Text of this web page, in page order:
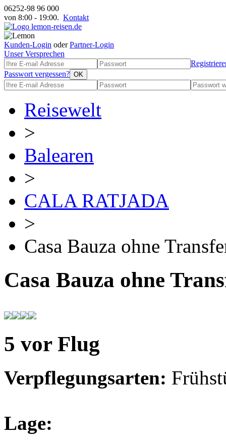
06252-98 96 000
von 8:00 - 19:00. Kontakt
Kunden-Login oderPartner-Login
Unser Versprechen
Passwort vergessen?
Reisewelt
>
Balearen
>
CALA RATJADA
>
Casa Bauza ohne
Casa Bauza ohne
5 vor Flug
Verpflegungsarten:
Lage: